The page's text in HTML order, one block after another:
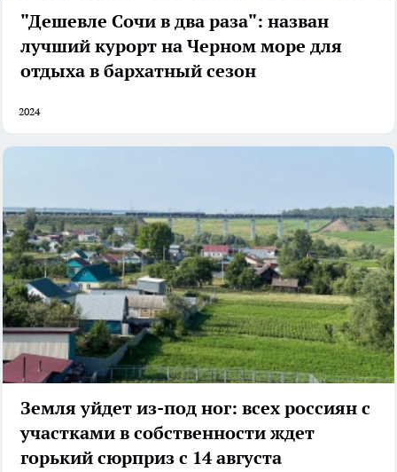
"Дешевле Сочи в два раза": назван
лучший курорт на Черном море для
отдыха в бархатный сезон
2024
Земля уйдет из-под ног: всех россиян с
участками в собственности ждет
горький сюрприз с 14 августа